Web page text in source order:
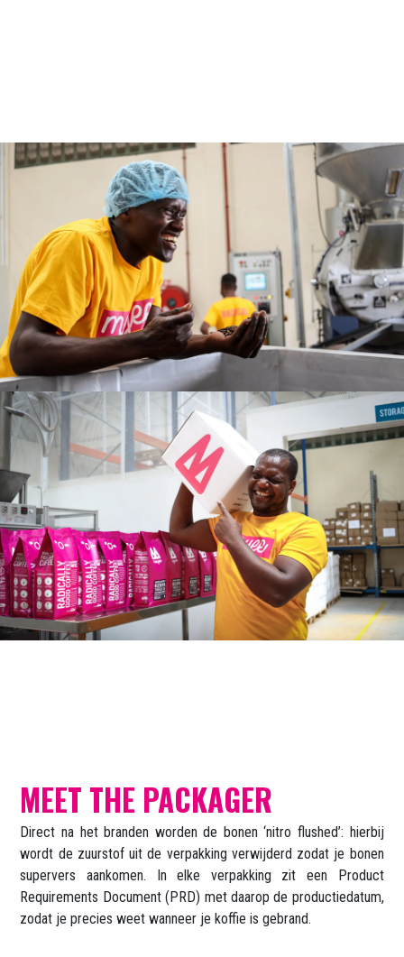
MEET THE PACKAGER
Direct na het branden worden de bonen ‘nitro flushed’: hierbij
wordt de zuurstof uit de verpakking verwijderd zodat je bonen
supervers aankomen. In elke verpakking zit een Product
Requirements Document (PRD) met daarop de productiedatum,
zodat je precies weet wanneer je koffie is gebrand.